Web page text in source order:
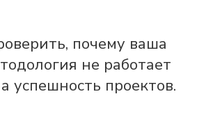
почему ваша
не работает
успешность проектов.